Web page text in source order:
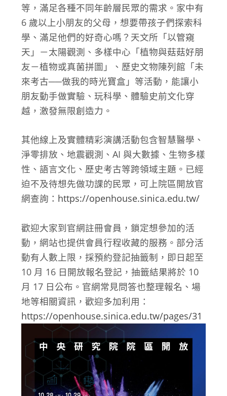
等，滿足各種不同年齡層民眾的需求。家中有
6 歲以上小朋友的父母，想要帶孩子們探索科
學、滿足他們的好奇心嗎？天文所「以管窺
天」－太陽觀測、多樣中心「植物與菇菇好朋
友－植物或真菌拼圖」、歷史文物陳列館「未
來考古──做我的時光寶盒」等活動，能讓小
朋友動手做實驗、玩科學、體驗史前文化穿
越，激發無限創造力。
其他線上及實體精彩演講活動包含智慧醫學、
淨零排放、地震觀測、AI 與大數據、生物多樣
性、語言文化、歷史考古等跨領域主題。已經
迫不及待想先做功課的民眾，可上院區開放官
網查詢： https://openhouse.sinica.edu.tw/
歡迎大家到官網註冊會員，鎖定想參加的活
動，網站也提供會員行程收藏的服務。部分活
動有人數上限，採預約登記抽籤制，即日起至
10 月 16 日開放報名登記，抽籤結果將於 10
月 17 日公布。官網常見問答也整理報名、場
地等相關資訊，歡迎多加利用：
https://openhouse.sinica.edu.tw/pages/31